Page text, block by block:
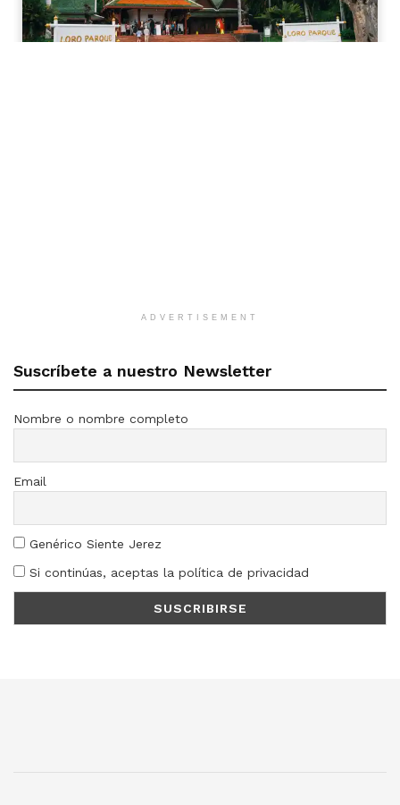
ADVERTISEMENT
Suscríbete a nuestro Newsletter
Nombre o nombre completo
Email
Genérico Siente Jerez
Si continúas, aceptas la política de privacidad